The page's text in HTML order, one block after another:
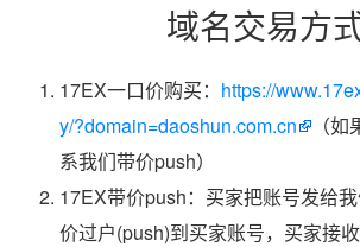
域名交易方
17EX一口价购买： https://
y/?domain=daoshun.com.cn
（
系我们带价push）
17EX带价push：买家把账号发给
价过户(push)到买家账号，买家接